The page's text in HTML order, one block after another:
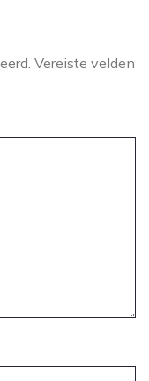
Vereiste velden